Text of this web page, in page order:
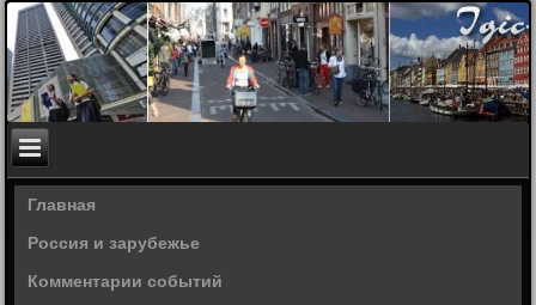
Главная
Россия и зарубежье
Комментарии событий